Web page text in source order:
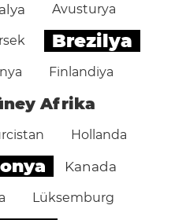
Avusturya
Brezilya
Finlandiya
Afrika
Hollanda
Kanada
Lüksemburg